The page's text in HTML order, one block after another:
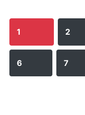
1 2
6 7